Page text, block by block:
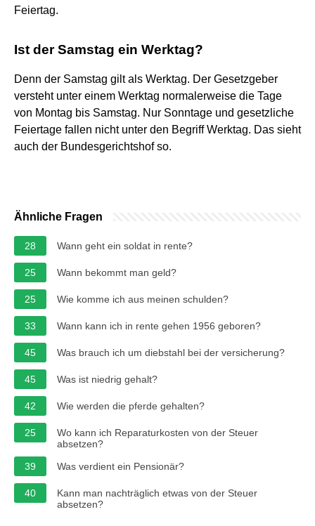
Feiertag.
Ist der Samstag ein Werktag?
Denn der Samstag gilt als Werktag. Der Gesetzgeber
versteht unter einem Werktag normalerweise die Tage
von Montag bis Samstag. Nur Sonntage und gesetzliche
Feiertage fallen nicht unter den Begriff Werktag. Das sieht
auch der Bundesgerichtshof so.
Ähnliche Fragen
28 Wann geht ein soldat in rente?
25 Wann bekommt man geld?
25 Wie komme ich aus meinen schulden?
33 Wann kann ich in rente gehen 1956 geboren?
45 Was brauch ich um diebstahl bei der versicherung?
45 Was ist niedrig gehalt?
42 Wie werden die pferde gehalten?
25
Wo kann ich Reparaturkosten von der Steuer
absetzen?
39
Was verdient ein Pensionär?
40
Kann man nachträglich etwas von der Steuer
absetzen?